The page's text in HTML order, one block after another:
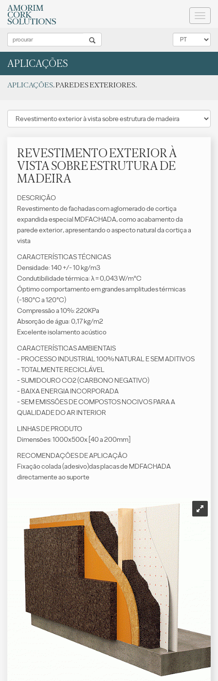
APLICAÇÕES
APLICAÇÕES. PAREDES EXTERIORES.
REVESTIMENTO EXTERIOR À
VISTA SOBRE ESTRUTURA DE
MADEIRA
DESCRIÇÃO
Revestimento de fachadas com aglomerado de cortiça
expandida especial MDFACHADA, como acabamento da
parede exterior, apresentando o aspecto natural da cortiça a
vista
CARACTERÍSTICAS TÉCNICAS
Densidade: 140 +/- 10 kg/m3
Condutibilidade térmica: λ = 0,043 W/m°C
Óptimo comportamento em grandes amplitudes térmicas
(-180°C a 120°C)
Compressão a 10%: 220KPa
Absorção de água: 0,17 kg/m2
Excelente isolamento acústico
CARACTERÍSTICAS AMBIENTAIS
- PROCESSO INDUSTRIAL 100% NATURAL E SEM ADITIVOS
- TOTALMENTE RECICLÁVEL
- SUMIDOURO CO2 (CARBONO NEGATIVO)
- BAIXA ENERGIA INCORPORADA
- SEM EMISSÕES DE COMPOSTOS NOCIVOS PARA A
QUALIDADE DO AR INTERIOR
LINHAS DE PRODUTO
Dimensões: 1000x500x [40 a 200mm]
RECOMENDAÇÕES DE APLICAÇÃO
Fixação colada (adesivo)das placas de MDFACHADA
directamente ao suporte